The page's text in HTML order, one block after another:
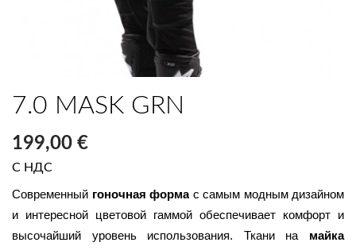
7.0 MASK GRN
199,00 €
С НДС
Современный гоночная форма с самым модным дизайном
и интересной цветовой гаммой обеспечивает комфорт и
высочайший уровень использования. Ткани на майка